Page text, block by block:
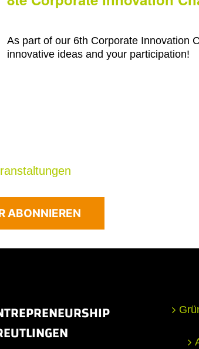
As part of our 6th Corporate Innovation
innovative ideas and your participation!
ABONNIEREN